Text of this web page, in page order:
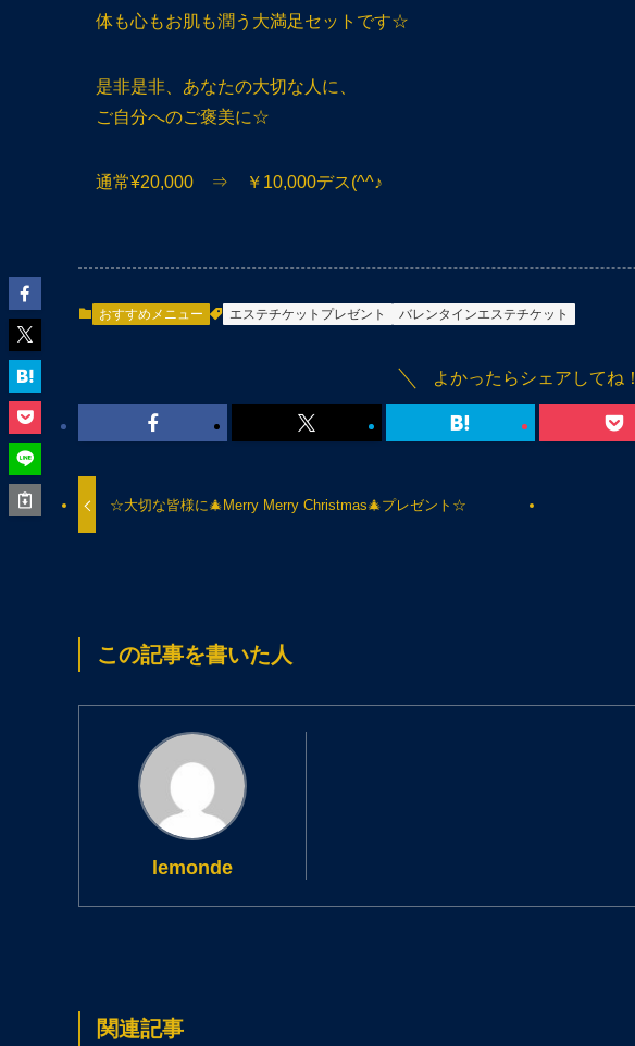
体も心もお肌も潤う大満足セットです☆
是非是非、あなたの大切な人に、
ご自分へのご褒美に☆
通常¥20,000 ⇒ ￥10,000デス(^^♪
おすすめメニュー エステチケットプレゼント バレンタインエステチケット
よかったらシェアしてね！
☆大切な皆様に🎄Merry Merry Christmas🎄プレゼント☆
この記事を書いた人
lemonde
関連記事